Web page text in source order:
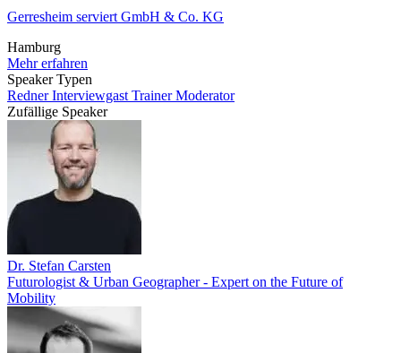
Gerresheim serviert GmbH & Co. KG
Hamburg
Mehr erfahren
Speaker Typen
RednerInterviewgast TrainerModerator
Zufällige Speaker
Dr. Stefan Carsten
Futurologist & Urban Geographer - Expert on the Future of
Mobility